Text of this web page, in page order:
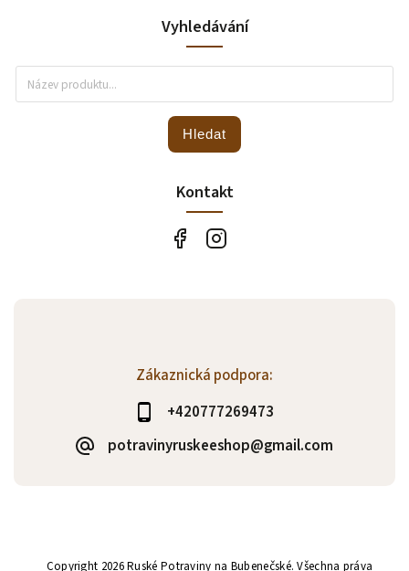
Zákaznická podpora:
+420777269473
potravinyruskeeshop@gmail.com
Vyhledávání
Hledat
Kontakt
Copyright 2026Ruské Potraviny na Bubenečské. Všechna práva